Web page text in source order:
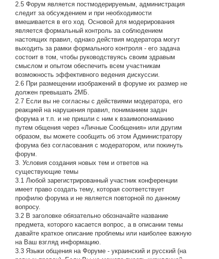
2.5 Форум является постмодерируемым, администрация
следит за обсуждением и при необходимости
вмешивается в его ход. Основой для модерирования
является формальный контроль за соблюдением
настоящих правил, однако действия модератора могут
выходить за рамки формального контроля - его задача
состоит в том, чтобы руководствуясь своим здравым
смыслом и опытом обеспечить всем участникам
возможность эффективного ведения дискуссии.
2.6 При размещении изображений в форуме их размер не
должен превышать 2МБ.
2.7 Если вы не согласны с действиями модератора, его
реакцией на нарушения правил, пониманием задач
форума и т.п. и не пришли с ним к взаимопониманию
путем общения через «Личные Сообщения» или другим
образом, вы можете сообщить об этом Администратору
форума без согласования с модератором, или покинуть
форум.
3. Условия создания новых тем и ответов на
существующие темы
3.1 Любой зарегистрированный участник конференции
имеет право создать тему, которая соответствует
профилю форума и не является повторной по данному
вопросу.
3.2 В заголовке обязательно обозначайте название
предмета, которого касается вопрос, а в описании темы
давайте краткое описание проблемы или наиболее важную
на Ваш взгляд информацию.
3.3 Языки общения на Форуме - украинский и русский (на